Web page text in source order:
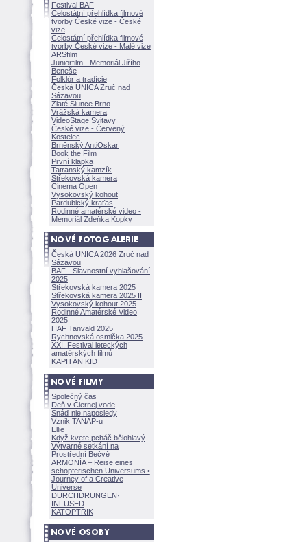
Festival BAF
Celostátní přehlídka filmové
tvorby České vize - České
vize
Celostátní přehlídka filmové
tvorby České vize - Malé vize
ARSfilm
Juniorfilm - Memoriál Jiřího
Beneše
Folklór a tradície
Česká UNICA Zruč nad
Sázavou
Zlaté Slunce Brno
Vrážská kamera
VideoStage Svitavy
České vize - Červený
Kostelec
Brněnský AntiOskar
Book the Film
První klapka
Tatranský kamzík
Střekovská kamera
Cinema Open
Vysokovský kohout
Pardubický kraťas
Rodinné amatérské video -
Memoriál Zdeňka Kopky
Česká UNICA 2026 Zruč nad
Sázavou
BAF - Slavnostní vyhlašování
2025
Střekovská kamera 2025
Střekovská kamera 2025 II
Vysokovský kohout 2025
Rodinné Amatérské Video
2025
HAF Tanvald 2025
Rychnovská osmička 2025
XXI. Festival leteckých
amatérských filmů
KAPITÁN KID
Společný čas
Deň v Čiernej vode
Snáď nie naposledy
Vznik TANAP-u
Ellie
Když kvete pcháč bělohlavý
Výtvarné setkání na
Prostřední Bečvě
ARMONÍA – Reise eines
schöpferischen Universums •
Journey of a Creative
Universe
DURCHDRUNGEN·
INFUSED
KATOPTRIK